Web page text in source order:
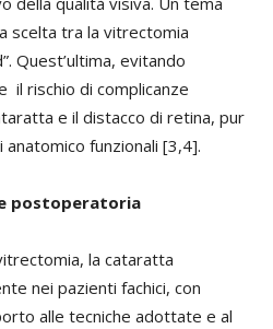
scelta tra la vitrectomia
Quest’ultima, evitando
il rischio di complicanze
e il distacco di retina, pur
funzionali [3,4].
postoperatoria
la cataratta
nei pazienti fachici, con
alle tecniche adottate e al